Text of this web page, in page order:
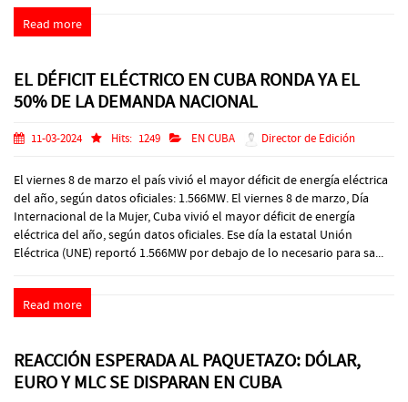
Read more
EL DÉFICIT ELÉCTRICO EN CUBA RONDA YA EL
50% DE LA DEMANDA NACIONAL
11-03-2024 Hits: 1249 EN CUBA Director de Edición
El viernes 8 de marzo el país vivió el mayor déficit de energía eléctrica
del año, según datos oficiales: 1.566MW. El viernes 8 de marzo, Día
Internacional de la Mujer, Cuba vivió el mayor déficit de energía
eléctrica del año, según datos oficiales. Ese día la estatal Unión
Eléctrica (UNE) reportó 1.566MW por debajo de lo necesario para sa...
Read more
REACCIÓN ESPERADA AL PAQUETAZO: DÓLAR,
EURO Y MLC SE DISPARAN EN CUBA